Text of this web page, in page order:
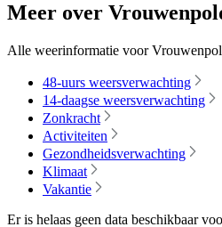
Meer over
Alle weerinformatie voor
48-uurs weersverwachting
14-daagse weersverwachting
Zonkracht
Activiteiten
Gezondheidsverwachting
Klimaat
Vakantie
Er is helaas geen data beschikbaar